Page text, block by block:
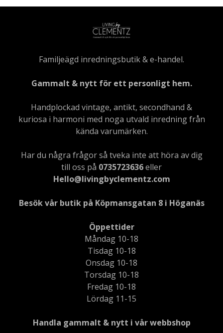
Familjeägd inredningsbutik & e-handel.
Gammalt & nytt för ett personligt hem.
Handplockad vintage, antikt, secondhand &
kuriosa i harmoni med noga utvald inredning från
kända varumärken.
Har du några frågor så tveka inte att höra av dig
till oss på 0735723636eller
Hello@livingbyclementz.com
Besök vår butik på Köpmansgatan 8 i Höganäs
Öppettider
Måndag 10-18
Tisdag 10-18
Onsdag 10-18
Torsdag 10-18
Fredag 10-18
Lördag 11-15
Handla gammalt & nytt i vår webbshop